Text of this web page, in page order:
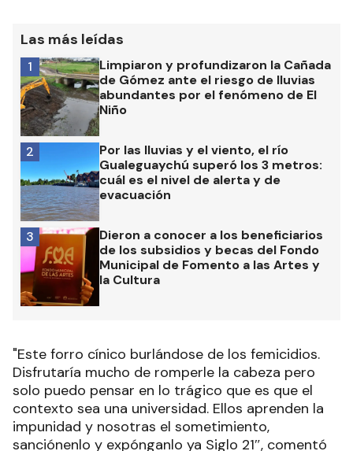
Las más leídas
Limpiaron y profundizaron la Cañada
de Gómez ante el riesgo de lluvias
abundantes por el fenómeno de El
Niño
1
Por las lluvias y el viento, el río
Gualeguaychú superó los 3 metros:
cuál es el nivel de alerta y de
evacuación
2
Dieron a conocer a los beneficiarios
de los subsidios y becas del Fondo
Municipal de Fomento a las Artes y
la Cultura
3
"Este forro cínico burlándose de los femicidios.
Disfrutaría mucho de romperle la cabeza pero
solo puedo pensar en lo trágico que es que el
contexto sea una universidad. Ellos aprenden la
impunidad y nosotras el sometimiento,
sanciónenlo y expónganlo ya Siglo 21″, comentó